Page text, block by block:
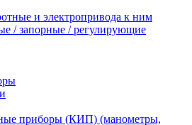
и электропривода к ним
/ запорные / регулирующие
приборы (КИП) (манометры,